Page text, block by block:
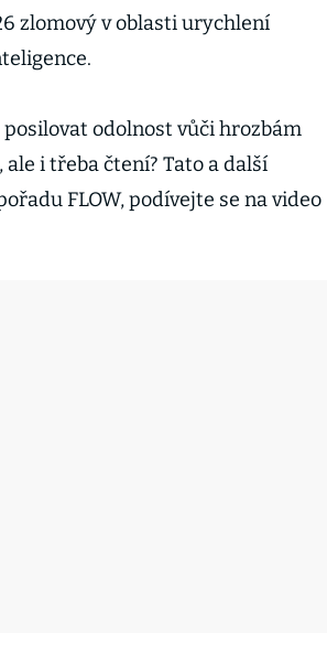
zlomový v oblasti urychlení
odolnost vůči hrozbám
i třeba čtení? Tato a další
FLOW, podívejte se na video